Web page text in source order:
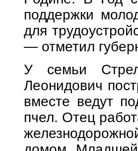
поддержки
для
— отметил
У семьи
Леонидович
вместе ведут
пчел. Отец